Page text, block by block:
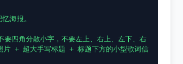
海报。
四角分散小字，不要左上、右上、左下、右
片 + 超大手写标题 + 标题下方的小型歌词信